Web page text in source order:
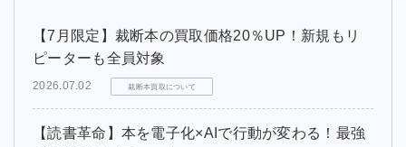
【7月限定】裁断本の買取価格20％UP！新規もリ
ピーターも全員対象
2026.07.02 裁断本買取について
【読書革命】本を電子化×AIで行動が変わる！最強